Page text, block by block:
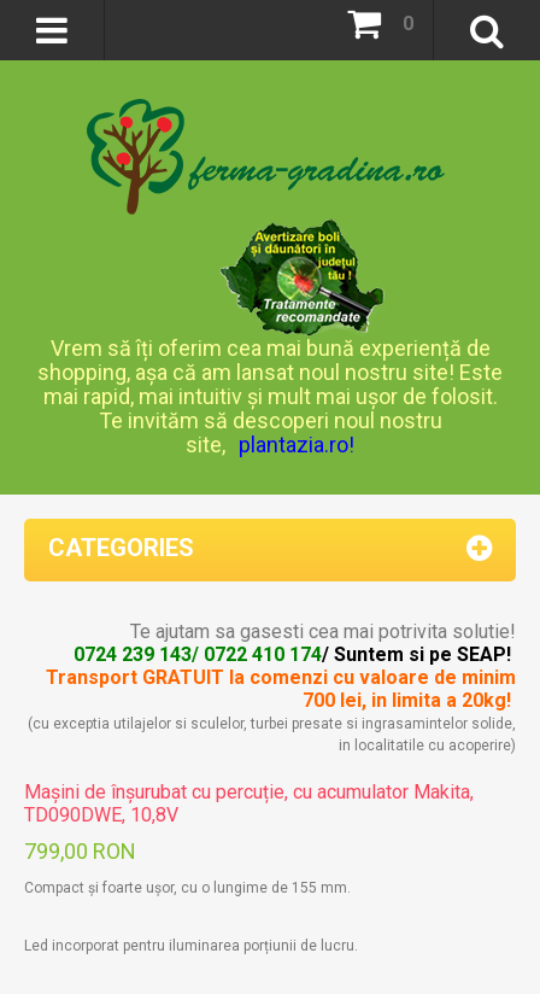
0
Vrem să îți oferim cea mai bună experiență de
shopping, așa că am lansat noul nostru site! Este
mai rapid, mai intuitiv și mult mai ușor de folosit.
Te invităm să descoperi noul nostru
site, plantazia.ro!
CATEGORIES
Te ajutam sa gasesti cea mai potrivita solutie!
0724 239 143/ 0722 410 174/ Suntem si pe SEAP!
Transport GRATUIT la comenzi cu valoare de minim
700 lei, in limita a 20kg!
(cu exceptia utilajelor si sculelor, turbei presate si ingrasamintelor solide,
in localitatile cu acoperire)
Mașini de înșurubat cu percuție, cu acumulator Makita,
TD090DWE, 10,8V
799,00 RON
Compact și foarte ușor, cu o lungime de 155 mm.
Led incorporat pentru iluminarea porțiunii de lucru.